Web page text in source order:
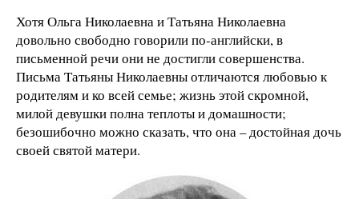
Хотя Ольга Николаевна и Татьяна Николаевна
довольно свободно говорили по-английски, в
письменной речи они не достигли совершенства.
Письма Татьяны Николаевны отличаются любовью к
родителям и ко всей семье; жизнь этой скромной,
милой девушки полна теплоты и домашности;
безошибочно можно сказать, что она – достойная дочь
своей святой матери.